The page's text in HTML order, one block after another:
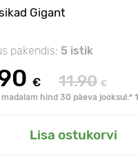
Gigant
pakendis: 5 istik
€ 11.90 €
madalam hind 30 päeva jooksul:*
Lisa ostukorvi